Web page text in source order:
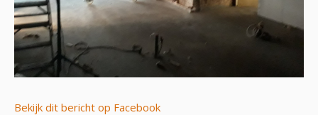
Bekijk dit bericht op Facebook